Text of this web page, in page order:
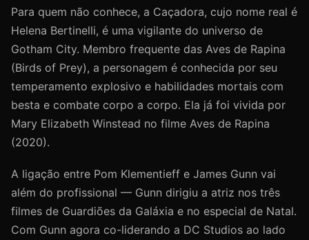
Para quem não conhece, a Caçadora, cujo nome real é
Helena Bertinelli, é uma vigilante do universo de
Gotham City. Membro frequente das Aves de Rapina
(Birds of Prey), a personagem é conhecida por seu
temperamento explosivo e habilidades mortais com
besta e combate corpo a corpo. Ela já foi vivida por
Mary Elizabeth Winstead no filme Aves de Rapina
(2020).
A ligação entre Pom Klementieff e James Gunn vai
além do profissional — Gunn dirigiu a atriz nos três
filmes de Guardiões da Galáxia e no especial de Natal.
Com Gunn agora co-liderando a DC Studios ao lado